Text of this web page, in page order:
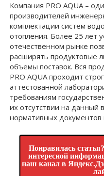
Компания PRO AQUA –
производителей
комплектации систем
отопления. Более 25 лет
отечественном рынке
расширять продуктовые
объемы поставок. Вся
PRO AQUA проходит
аттестованной
требованиям
их отсутствии на данный
нормативных документов
Понравилась
интересной
наш канал в